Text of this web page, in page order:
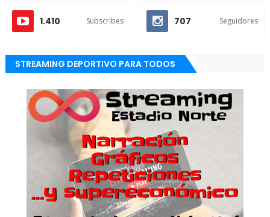
1.410 Subscribes 707 Seguidores
STREAMING DEPORTIVO PARA TODOS